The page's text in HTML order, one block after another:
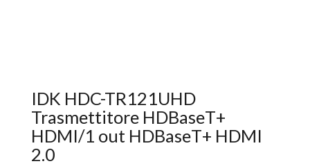
IDK HDC-TR121UHD
Trasmettitore HDBaseT+
HDMI/1 out HDBaseT+ HDMI
2.0